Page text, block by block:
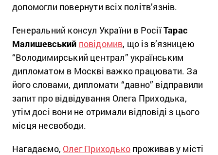
допомогли повернути всіх політв’язнів.
Генеральний консул України в РосіїТарас
Малишевський повідомив, що із в’язницею
“Володимирський централ” українським
дипломатом в Москві важко працювати. За
його словами, дипломати “давно” відправили
запит про відвідування Олега Приходька,
утім досі вони не отримали відповіді з цього
місця несвободи.
Нагадаємо, Олег Приходько проживав у місті